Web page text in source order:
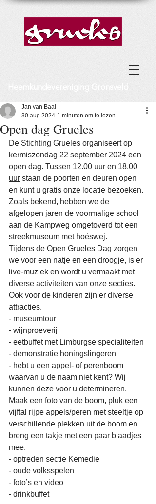
Heemkundevereniging Gronsveld
Open dag Grueles
Jan van Baal
30 aug 2024 1 minuten om te lezen
De Stichting Grueles organiseert op
kermiszondag 22 september 2024 een
open dag. Tussen 12.00 uur en 18.00
uur staan de poorten en deuren open
en kunt u gratis onze locatie bezoeken.
Zoals bekend, hebben we de
afgelopen jaren de voormalige school
aan de Kampweg omgetoverd tot een
streekmuseum met hoéswej.
Tijdens de Open Grueles Dag zorgen
we voor een natje en een droogje, is er
live-muziek en wordt u vermaakt met
diverse activiteiten van onze secties.
Ook voor de kinderen zijn er diverse
attracties.
- museumtour
- wijnproeverij
- eetbuffet met Limburgse specialiteiten
- demonstratie honingslingeren
- hebt u een appel- of perenboom
waarvan u de naam niet kent? Wij
kunnen deze voor u determineren.
Maak een foto van de boom, pluk een
vijftal rijpe appels/peren met steeltje op
verschillende plekken uit de boom en
breng een takje met een paar blaadjes
mee.
- optreden sectie Kemedie
- oude volksspelen
- foto’s en video
- drinkbuffet